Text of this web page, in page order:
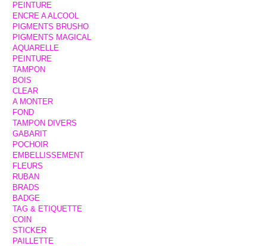
PEINTURE
ENCRE A ALCOOL
PIGMENTS BRUSHO
PIGMENTS MAGICAL
AQUARELLE
PEINTURE
TAMPON
BOIS
CLEAR
A MONTER
FOND
TAMPON DIVERS
GABARIT
POCHOIR
EMBELLISSEMENT
FLEURS
RUBAN
BRADS
BADGE
TAG & ETIQUETTE
COIN
STICKER
PAILLETTE